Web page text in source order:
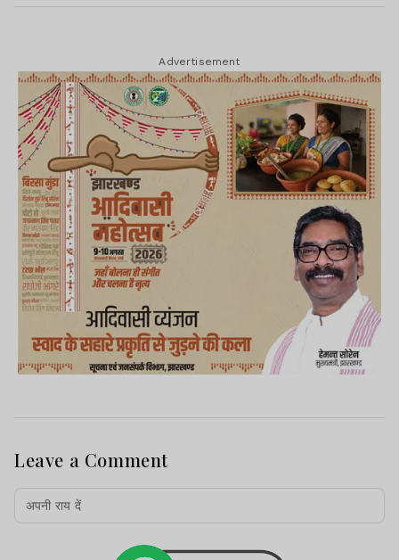
Advertisement
Leave a Comment